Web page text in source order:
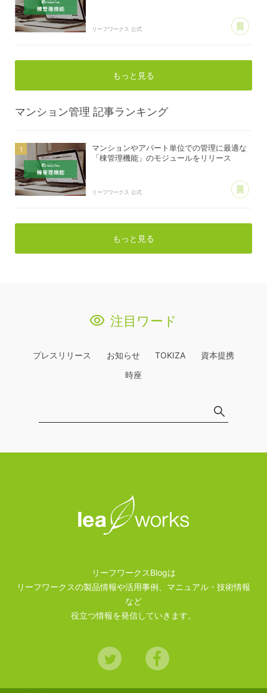
リーフワークス 公式
もっと見る
マンション管理 記事ランキング
マンションやアパート単位での管理に最適な
「棟管理機能」のモジュールをリリース
リーフワークス 公式
もっと見る
注目ワード
プレスリリース お知らせ TOKIZA
資本提携
時座
リーフワークスBlogは
リーフワークスの製品情報や活用事例、マニュアル・技術情報
など
役立つ情報を発信していきます。
Twitter